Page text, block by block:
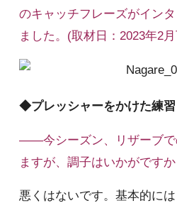
のキャッチフレーズがイン
ました。(取材日：2023年2月
◆プレッシャーをかけた練習
――今シーズン、リザーブで
ますが、調子はいかがですか
悪くはないです。基本的に